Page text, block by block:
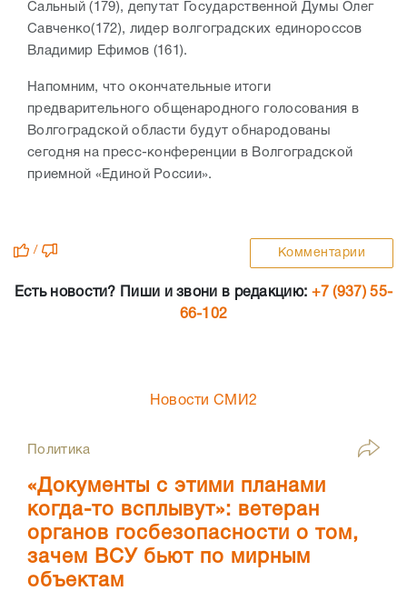
Сальный (179), депутат Государственной Думы Олег
Савченко(172), лидер волгоградских единороссов
Владимир Ефимов (161).
Напомним, что окончательные итоги
предварительного общенародного голосования в
Волгоградской области будут обнародованы
сегодня на пресс-конференции в Волгоградской
приемной «Единой России».
/ Комментарии
Есть новости? Пиши и звони в редакцию: +7 (937) 55-
66-102
Новости СМИ2
Политика
«Документы с этими планами
когда-то всплывут»: ветеран
органов госбезопасности о том,
зачем ВСУ бьют по мирным
объектам